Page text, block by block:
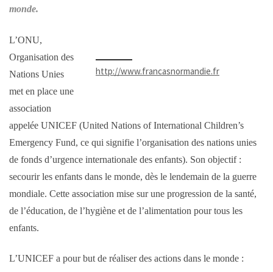
monde.
http://www.francasnormandie.fr
L’ONU,
Organisation des
Nations Unies
met en place une
association
appelée UNICEF (United Nations of International Children’s
Emergency Fund, ce qui signifie l’organisation des nations unies
de fonds d’urgence internationale des enfants). Son objectif :
secourir les enfants dans le monde, dès le lendemain de la guerre
mondiale. Cette association mise sur une progression de la santé,
de l’éducation, de l’hygiène et de l’alimentation pour tous les
enfants.
L’UNICEF a pour but de réaliser des actions dans le monde :